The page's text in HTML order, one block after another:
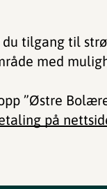
tilgang til
med
”Østre
på